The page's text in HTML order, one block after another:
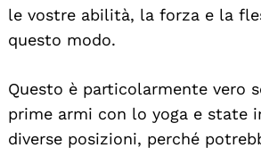
le vostre abilità, la forza e la
questo modo.
Questo è particolarmente vero
prime armi con lo yoga e state
diverse posizioni, perché